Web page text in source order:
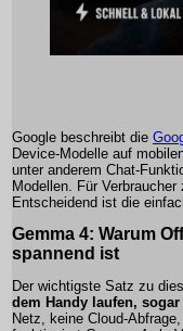
Google beschreibt die
Device-Modelle auf
unter anderem Chat-
Modellen. Für
Entscheidend ist die
Gemma 4: Warum
spannend ist
Der wichtigste Satz zu
dem Handy laufen,
Netz, keine Cloud-